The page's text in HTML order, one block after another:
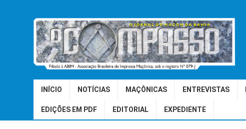
INÍCIO NOTÍCIAS MAÇÔNICAS ENTREVISTAS
EDIÇÕES EM PDF EDITORIAL EXPEDIENTE